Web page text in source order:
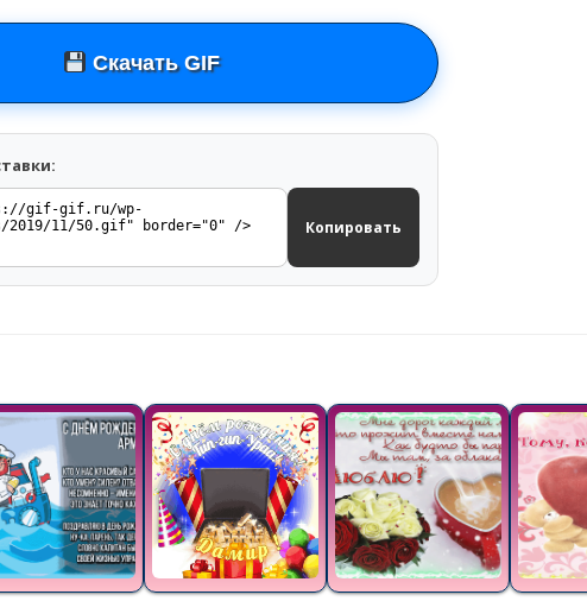
Скачать GIF
Копировать